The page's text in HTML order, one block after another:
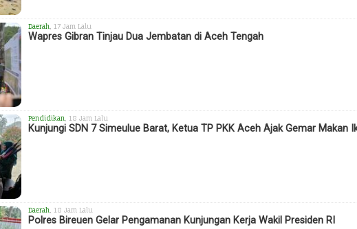
Daerah , 17 Jam Lalu
Wapres Gibran Tinjau Dua Jembatan di Aceh Tengah
Pendidikan , 18 Jam Lalu
Kunjungi SDN 7 Simeulue Barat, Ketua TP PKK Aceh Ajak Gemar Makan
Daerah , 18 Jam Lalu
Polres Bireuen Gelar Pengamanan Kunjungan Kerja Wakil Presiden RI